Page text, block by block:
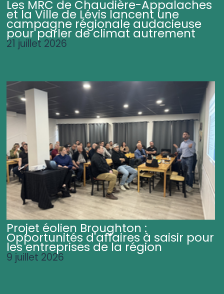
Les MRC de Chaudière-Appalaches
et la Ville de Lévis lancent une
campagne régionale audacieuse
pour parler de climat autrement
21 juillet 2026
Projet éolien Broughton :
Opportunités d'affaires à saisir pour
les entreprises de la région
9 juillet 2026